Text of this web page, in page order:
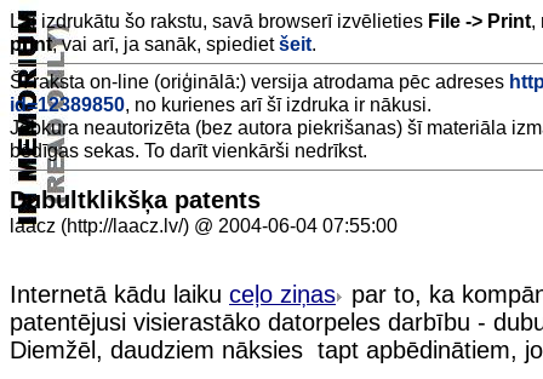
Lai izdrukātu šo rakstu, savā browserī izvēlieties File -> Print,
print, vai arī, ja sanāk, spiedietšeit.
Šī raksta on-line (oriģinālā:) versija atrodama pēc adreses
id=12389850, no kurienes arī šī izdruka ir nākusi.
Jebkura neautorizēta (bez autora piekrišanas) šī materiāla
bēdīgas sekas. To darīt vienkārši nedrīkst.
Dubultklikšķa patents
laacz (http://laacz.lv/) @ 2004-06-04 07:55:00
Internetā kādu laiku ceļo ziņas
par to, ka
patentējusi visierastāko datorpeles darbību -
Diemžēl, daudziem nāksies tapt apbēdinātiem,